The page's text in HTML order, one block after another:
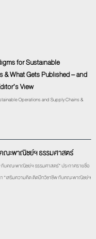
for Sustainable
What Gets Published – and
View
Operations and Supply Chains &
ณะพาณิชย์ฯ ธรรมศาสตร์
บคณะพาณิชย์ฯ ธรรมศาสตร์” ประกาศรายชื่อ
“เสริมความคิด ติดปีกวิชาชีพ กับคณะพาณิชย์ฯ